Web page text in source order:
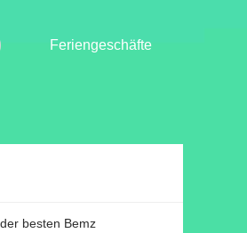
Feriengeschäfte
besten Bemz